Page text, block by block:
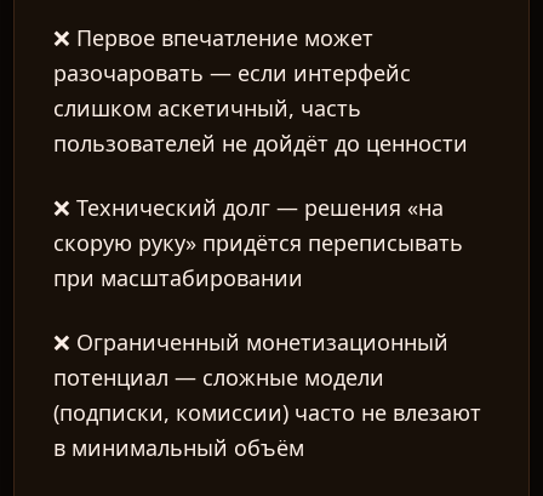
❌ Первое впечатление может
разочаровать — если интерфейс
слишком аскетичный, часть
пользователей не дойдёт до ценности
❌Технический долг — решения «на
скорую руку» придётся переписывать
при масштабировании
❌ Ограниченный монетизационный
потенциал — сложные модели
(подписки, комиссии) часто не влезают
в минимальный объём